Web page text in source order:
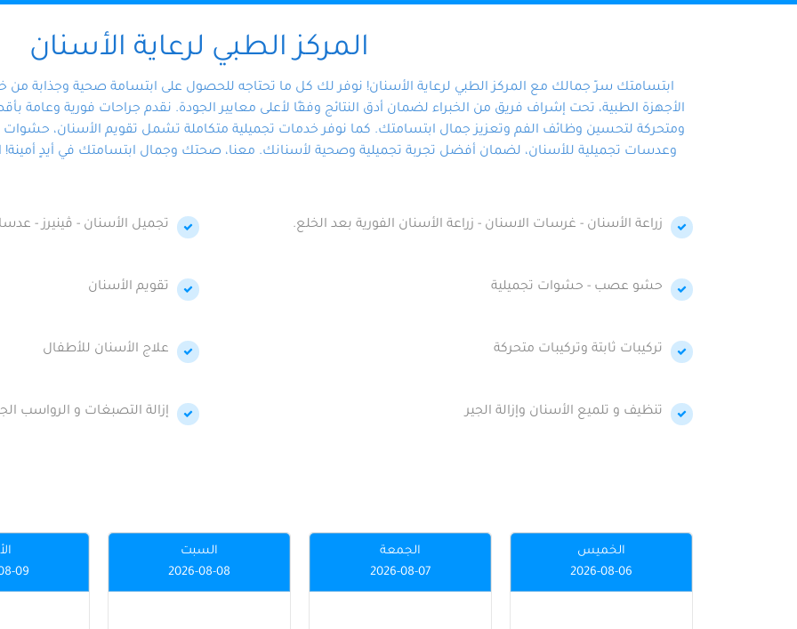
المركز الطبي لرعاية الأسنان
ابتسامتك سرّ جمالك مع المركز الطبي لرعاية الأسنان! نوفر لك كل ما تحتاجه للحصول على ابتسامة صحية وجذابة
الأجهزة الطبية، تحت إشراف فريق من الخبراء لضمان أدق النتائج وفقًا لأعلى معايير الجودة. نقدم جراحات فورية وعامة
ومتحركة لتحسين وظائف الفم وتعزيز جمال ابتسامتك. كما نوفر خدمات تجميلية متكاملة تشمل تقويم الأسنان، حشوات
وعدسات تجميلية للأسنان، لضمان أفضل تجربة تجميلية وصحية لأسنانك. معنا، صحتك وجمال ابتسامتك في أيدٍ أمينة!
زراعة الأسنان - غرسات الاسنان - زراعة الأسنان الفورية بعد الخلع. تجميل الأسنان - ڤينيرز -
حشو عصب - حشوات تجميلية تقويم الأسنان
تركيبات ثابتة وتركيبات متحركة علاج الأسنان للأطفال
تنظيف و تلميع الأسنان وإزالة الجير إزالة التصبغات و الرواسب
الخميس
2026-08-06
الجمعة
2026-08-07
السبت
2026-08-08
09